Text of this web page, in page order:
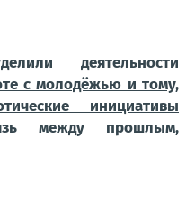
деятельности
с молодёжью и тому,
инициативы
между прошлым,